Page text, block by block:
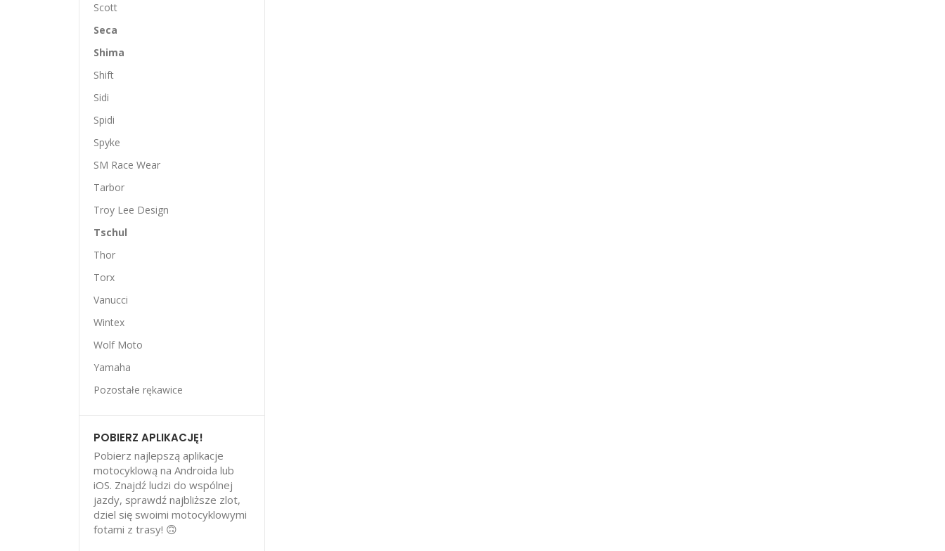
Scott
Seca
Shima
Shift
Sidi
Spidi
Spyke
SM Race Wear
Tarbor
Troy Lee Design
Tschul
Thor
Torx
Vanucci
Wintex
Wolf Moto
Yamaha
Pozostałe rękawice
POBIERZ APLIKACJĘ!
Pobierz najlepszą aplikacje
motocyklową na Androida lub
iOS. Znajdź ludzi do wspólnej
jazdy, sprawdź najbliższe zlot,
dziel się swoimi motocyklowymi
fotami z trasy! 🙃